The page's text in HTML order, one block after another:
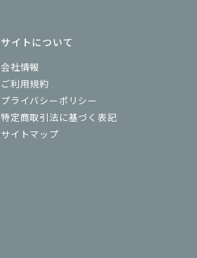
サイトについて
会社情報
ご利用規約
プライバシーポリシー
特定商取引法に基づく表記
サイトマップ